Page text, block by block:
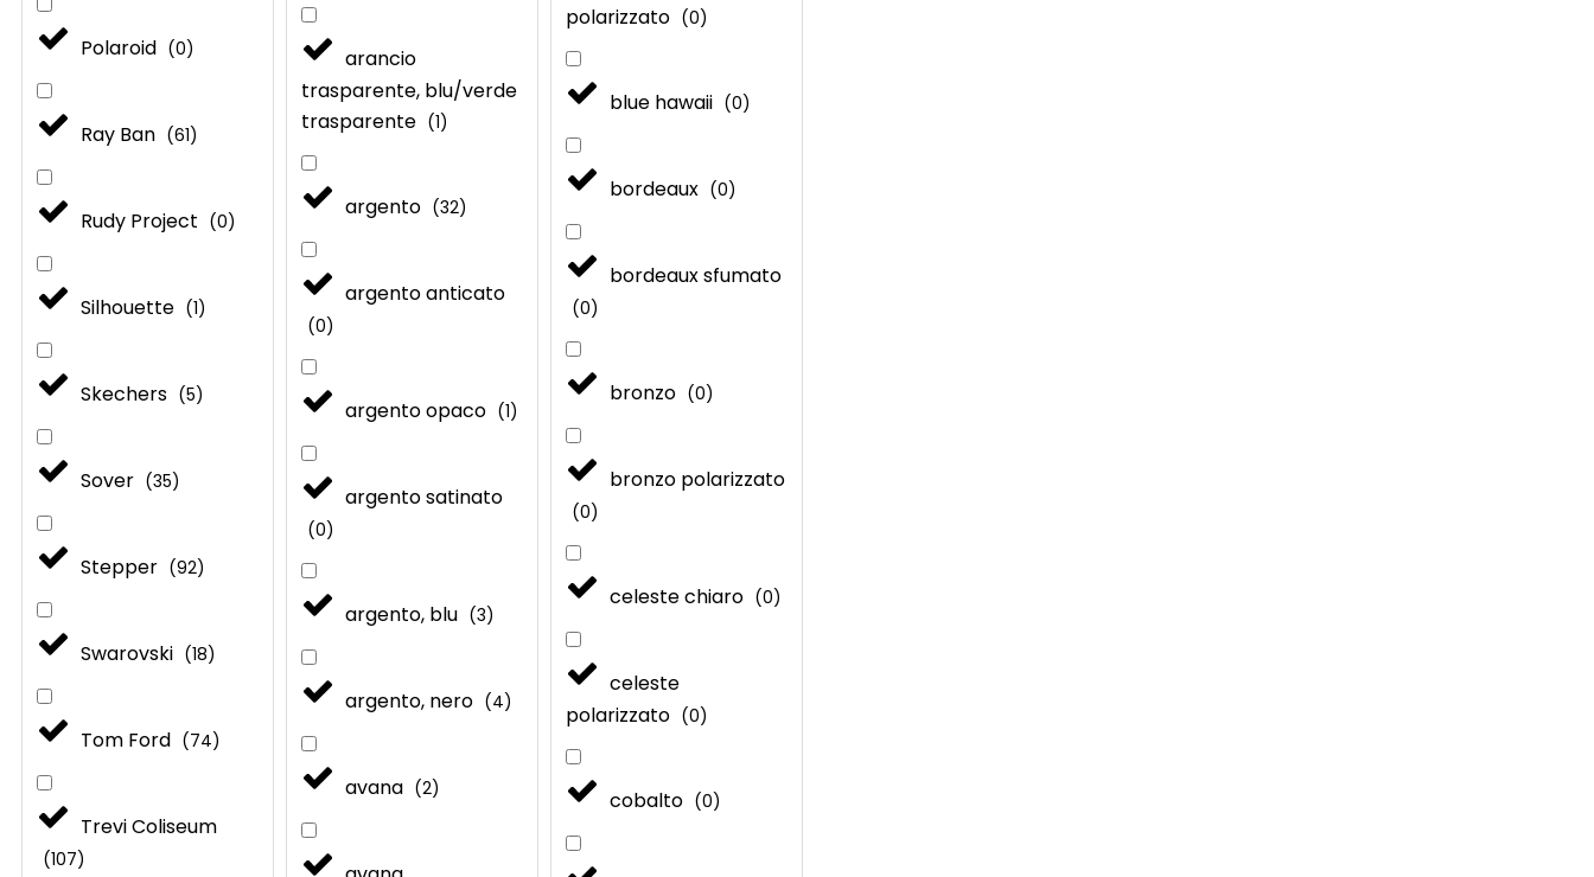
Polaroid (0)
Ray Ban (61)
Rudy Project (0)
Silhouette (1)
Skechers (5)
Sover (35)
Stepper (92)
Swarovski (18)
Tom Ford (74)
Trevi Coliseum
(107)
arancio
trasparente, blu/verde
trasparente (1)
argento (32)
argento anticato
(0)
argento opaco (1)
argento satinato
(0)
argento, blu (3)
argento, nero (4)
avana (2)
polarizzato (0)
blue hawaii (0)
bordeaux (0)
bordeaux sfumato
(0)
bronzo (0)
bronzo polarizzato
(0)
celeste chiaro (0)
celeste
polarizzato (0)
cobalto (0)